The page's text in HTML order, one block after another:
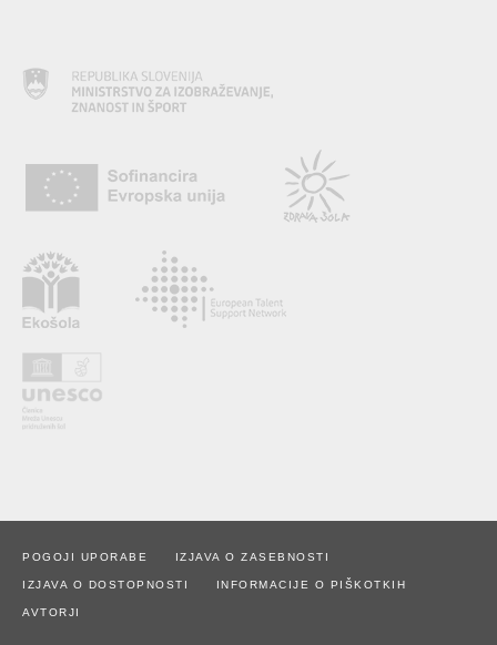
POGOJI UPORABE IZJAVA O ZASEBNOSTI
IZJAVA O DOSTOPNOSTI INFORMACIJE O PIŠKOTKIH
AVTORJI